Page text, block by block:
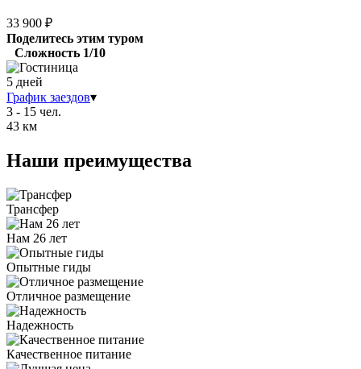
33 900 ₽
Поделитесь этим туром
Сложность 1/10
5 дней
График заездов▾
3 - 15 чел.
43 км
Наши преимущества
Трансфер
Нам 26 лет
Опытные гиды
Отличное размещение
Надежность
Качественное питание